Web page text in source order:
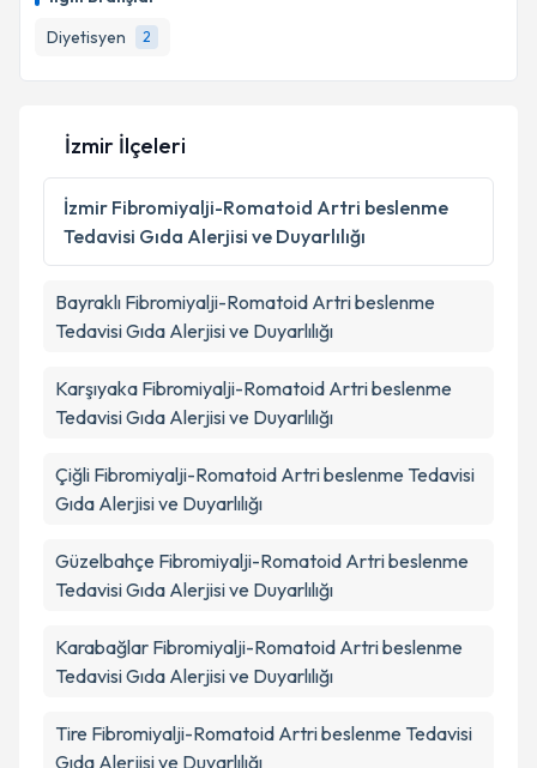
Diyetisyen
2
takvim hazırlandığında e-posta ile bilgilendireceğiz.
E-posta Adresiniz
Kişisel verilerimin işlenmesine ilişkinAydınlatma
Metni
'ni okudum ve kişisel verilerimin belirtilen
kapsamda işlenmesini kabul ediyorum.
Takvim Talebini Gönder
İzmir İlçeleri
İzmir Fibromiyalji-Romatoid Artri beslenme
Tedavisi Gıda Alerjisi ve Duyarlılığı
Bayraklı Fibromiyalji-Romatoid Artri beslenme
Tedavisi Gıda Alerjisi ve Duyarlılığı
Karşıyaka Fibromiyalji-Romatoid Artri beslenme
Tedavisi Gıda Alerjisi ve Duyarlılığı
Çiğli Fibromiyalji-Romatoid Artri beslenme Tedavisi
Gıda Alerjisi ve Duyarlılığı
Güzelbahçe Fibromiyalji-Romatoid Artri beslenme
Tedavisi Gıda Alerjisi ve Duyarlılığı
Karabağlar Fibromiyalji-Romatoid Artri beslenme
Tedavisi Gıda Alerjisi ve Duyarlılığı
Tire Fibromiyalji-Romatoid Artri beslenme Tedavisi
Gıda Alerjisi ve Duyarlılığı